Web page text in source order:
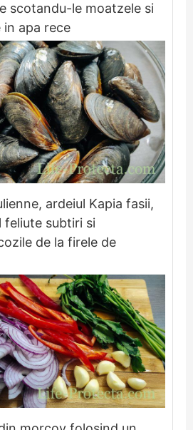
scotandu-le moatzele si
in apa rece
ardeiul Kapia fasii,
feliute subtiri si
de la firele de